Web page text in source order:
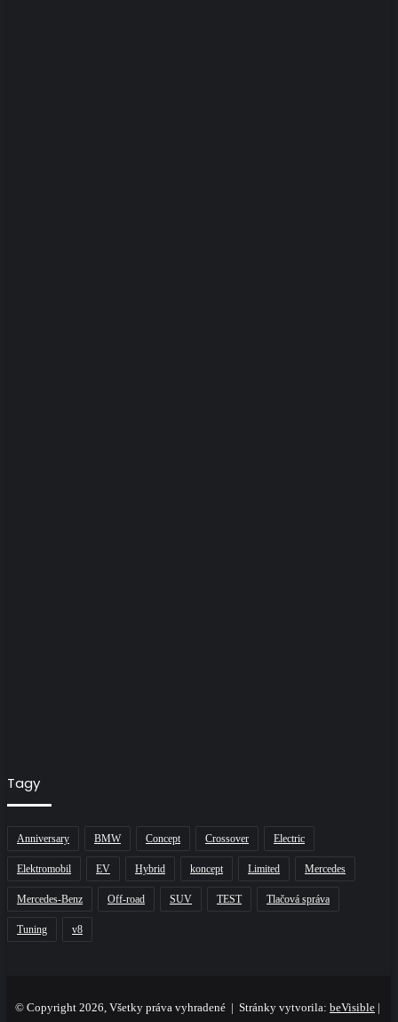
Tagy
Anniversary BMW Concept Crossover Electric
Elektromobil EV Hybrid koncept Limited Mercedes
Mercedes-Benz Off-road SUV TEST Tlačová správa
Tuning v8
© Copyright 2026, Všetky práva vyhradené | Stránky vytvorila: beVisible |